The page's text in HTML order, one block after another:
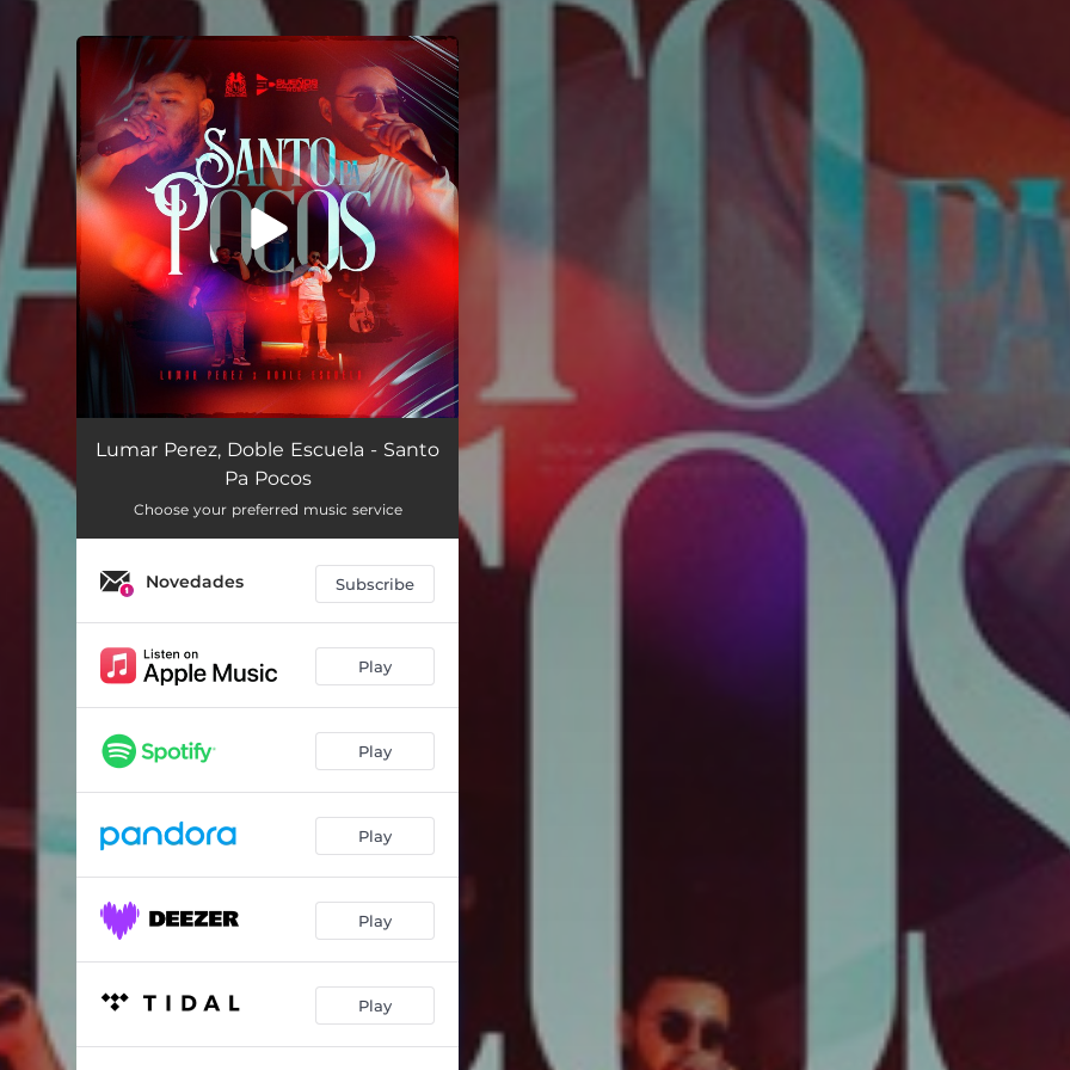
You're all set!
Santo Pa Pocos (En Vivo) 03:06
Lumar Perez, Doble Escuela - Santo
Pa Pocos
Choose your preferred music service
Novedades Subscribe
Play
Play
Play
Play
Play